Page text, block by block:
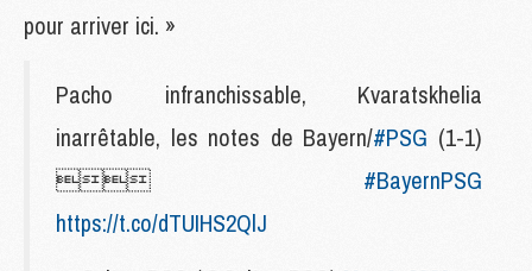
pour arriver ici. »
Pacho infranchissable, Kvaratskhelia
inarrêtable, les notes de Bayern/#PSG (1-1)
 #BayernPSG
https://t.co/dTUIHS2QlJ